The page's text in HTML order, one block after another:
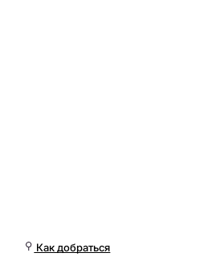
Как добраться